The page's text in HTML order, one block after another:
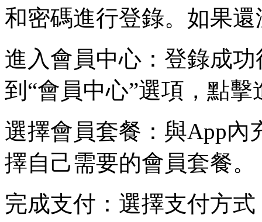
和密碼進行登錄。如果
進入會員中心：登錄成
到“會員中心”選項，點擊
選擇會員套餐：與App內
擇自己需要的會員套餐。
完成支付：選擇支付方